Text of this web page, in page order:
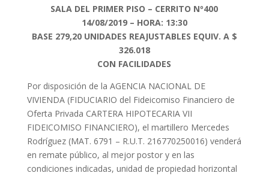
SALA DEL PRIMER PISO – CERRITO Nº400
14/08/2019 – HORA: 13:30
BASE 279,20 UNIDADES REAJUSTABLES EQUIV. A $
326.018
CON FACILIDADES
Por disposición de la AGENCIA NACIONAL DE
VIVIENDA (FIDUCIARIO del Fideicomiso Financiero de
Oferta Privada CARTERA HIPOTECARIA VII
FIDEICOMISO FINANCIERO), el martillero Mercedes
Rodríguez (MAT. 6791 – R.U.T. 216770250016) venderá
en remate público, al mejor postor y en las
condiciones indicadas, unidad de propiedad horizontal